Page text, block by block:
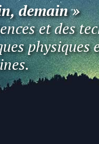
demain »
et des
physiques